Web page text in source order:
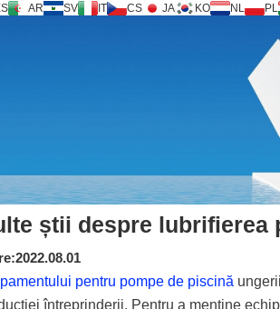
AR SV IT CS JA KO NL PL
știi despre lubrifierea
pentru pompe de piscină
întreprinderii. Pentru a menține